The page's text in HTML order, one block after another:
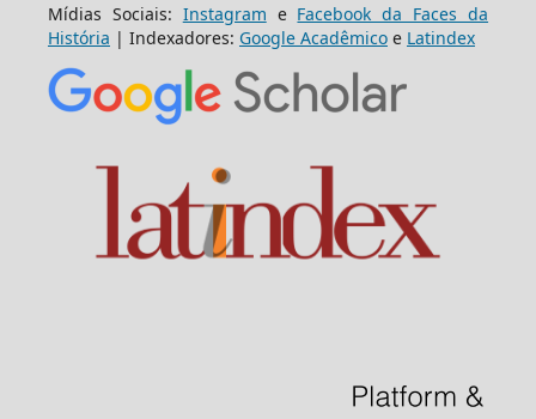
Mídias Sociais: Instagram e Facebook da Faces da
História | Indexadores: Google Acadêmicoe Latindex